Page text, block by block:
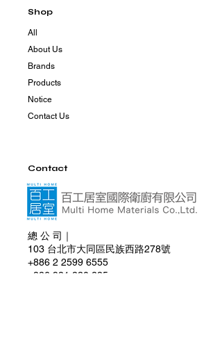
Shop
All
About Us
Brands
Products
Notice
Contact Us
Contact
總 公 司｜
103 台北市大同區民族西路278號
+886 2 2599 6555
+886 981 830 285